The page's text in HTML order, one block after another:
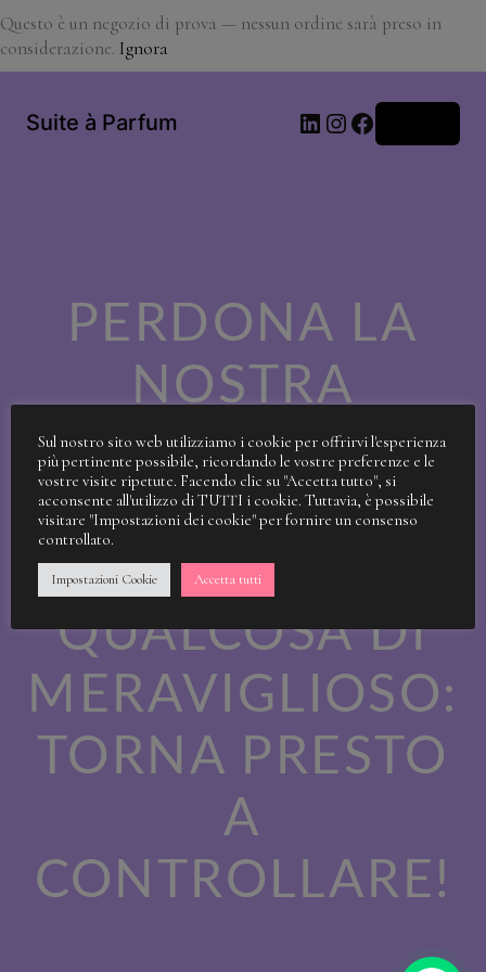
Questo è un negozio di prova — nessun ordine sarà preso in
considerazione. Ignora
Suite à Parfum LinkedIn
Instagram
Facebook
PERDONA LA
NOSTRA
SPORCIZIA!
STIAMO
LAVORANDO A
QUALCOSA DI
MERAVIGLIOSO:
TORNA PRESTO
A
CONTROLLARE!
Sul nostro sito web utilizziamo i cookie per offrirvi l'esperienza
più pertinente possibile, ricordando le vostre preferenze e le
vostre visite ripetute. Facendo clic su "Accetta tutto", si
acconsente all'utilizzo di TUTTI i cookie. Tuttavia, è possibile
visitare "Impostazioni dei cookie" per fornire un consenso
controllato.
Impostazioni Cookie Accetta tutti